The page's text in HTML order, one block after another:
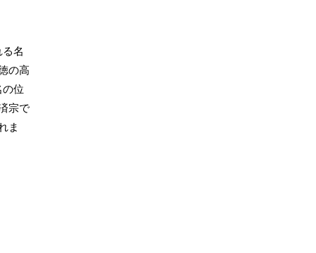
名
の高
の位
宗で
ま